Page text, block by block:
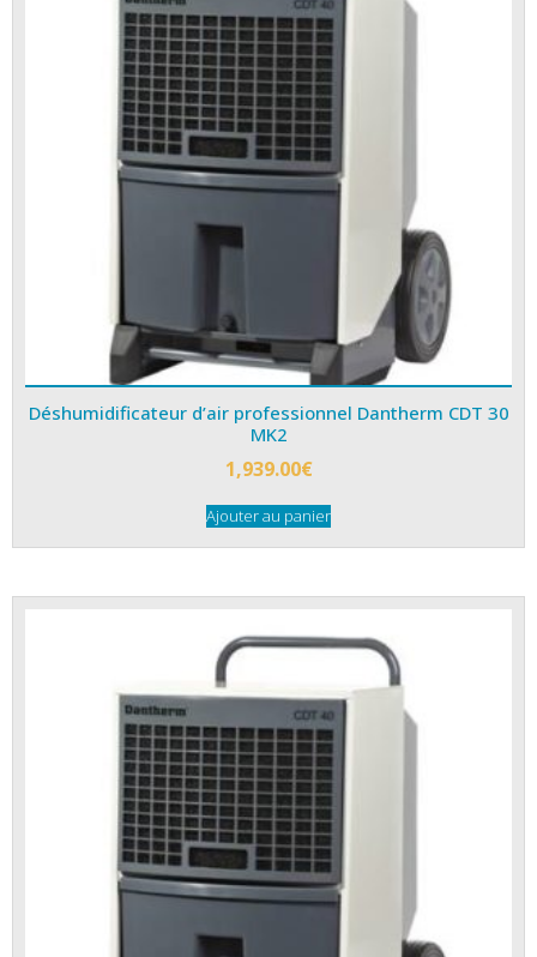
Déshumidificateur d’air professionnel Dantherm CDT 30
MK2
1,939.00€
Ajouter au panier